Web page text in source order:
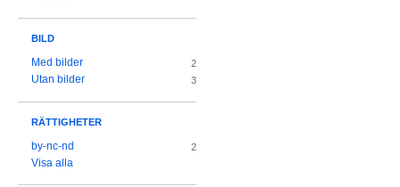
BILD
Med bilder 2
Utan bilder 3
RÄTTIGHETER
by-nc-nd 2
Visa alla